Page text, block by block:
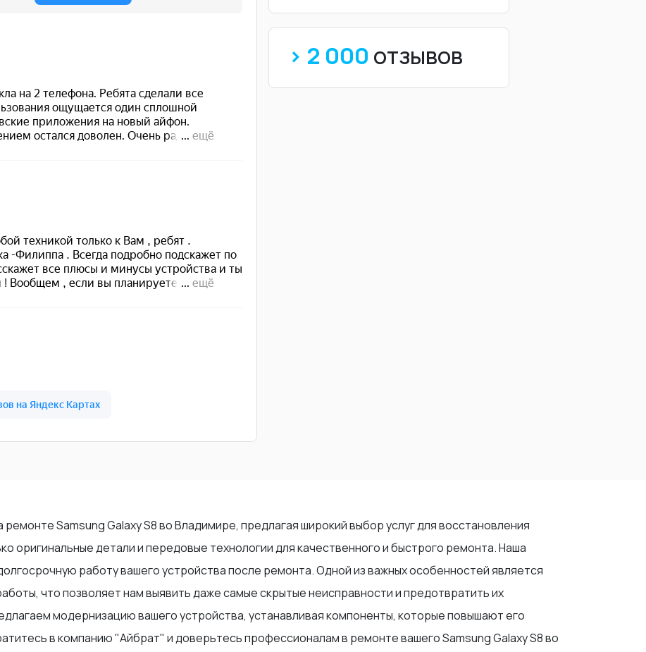
> 2 000 отзывов
Samsung Galaxy S8 во Владимире, предлагая широкий выбор услуг для восстановления
оригинальные детали и передовые технологии для качественного и быстрого ремонта. Наша
работу вашего устройства после ремонта. Одной из важных особенностей является
что позволяет нам выявить даже самые скрытые неисправности и предотвратить их
модернизацию вашего устройства, устанавливая компоненты, которые повышают его
в компанию "Айбрат" и доверьтесь профессионалам в ремонте вашего Samsung Galaxy S8 во